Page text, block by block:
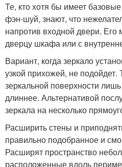
Те, кто хотя бы имеет
фэн-шуй, знают, что
напротив входной двери. Его
дверцу шкафа или с
Вариант, когда зеркало
узкой прихожей, не
зеркальной поверхности
длиннее. Альтернативой
зеркала на несколько
Расширить стены и
правильно подобранное и
Расширят пространство
расположенные вдоль